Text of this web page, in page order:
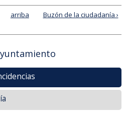
arriba Buzón de la ciudadanía ›